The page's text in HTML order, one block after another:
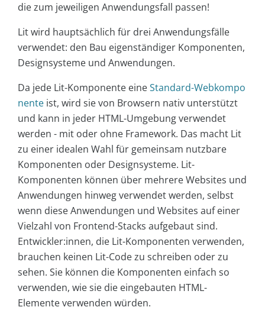
die zum jeweiligen Anwendungsfall passen!
Lit wird hauptsächlich für drei Anwendungsfälle
verwendet: den Bau eigenständiger Komponenten,
Designsysteme und Anwendungen.
Da jede Lit-Komponente eineStandard-Webkompo
nente ist, wird sie von Browsern nativ unterstützt
und kann in jeder HTML-Umgebung verwendet
werden - mit oder ohne Framework. Das macht Lit
zu einer idealen Wahl für gemeinsam nutzbare
Komponenten oder Designsysteme. Lit-
Komponenten können über mehrere Websites und
Anwendungen hinweg verwendet werden, selbst
wenn diese Anwendungen und Websites auf einer
Vielzahl von Frontend-Stacks aufgebaut sind.
Entwickler:innen, die Lit-Komponenten verwenden,
brauchen keinen Lit-Code zu schreiben oder zu
sehen. Sie können die Komponenten einfach so
verwenden, wie sie die eingebauten HTML-
Elemente verwenden würden.